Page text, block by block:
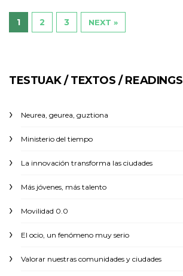
1 2 3 NEXT »
TESTUAK / TEXTOS / READINGS
Neurea, geurea, guztiona
Ministerio del tiempo
La innovación transforma las ciudades
Más jóvenes, más talento
Movilidad 0.0
El ocio, un fenómeno muy serio
Valorar nuestras comunidades y ciudades